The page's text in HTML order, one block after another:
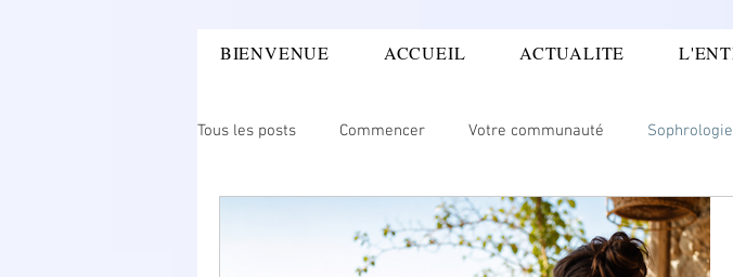
BIENVENUE ACCUEIL ACTUALITE
Tous les posts Commencer Votre communauté Sophrologie
Acouphènes Travail